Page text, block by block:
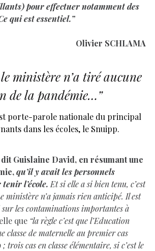
pour effectuer notamment des
qui est essentiel.”
Olivier SCHLAMA
ministère n’a tiré aucune
de la pandémie…”
porte-parole nationale du principal
dans les écoles, le Snuipp.
dit Guislaine David, en résumant une
qu’il y avait les personnels
l’école. Et si elle a si bien tenu, c’est
ministère n’a jamais rien anticipé. Il est
sur les contaminations importantes à
que “la règle c’est que l’Education
classe de maternelle au premier cas
cas en classe élémentaire, si c’est le